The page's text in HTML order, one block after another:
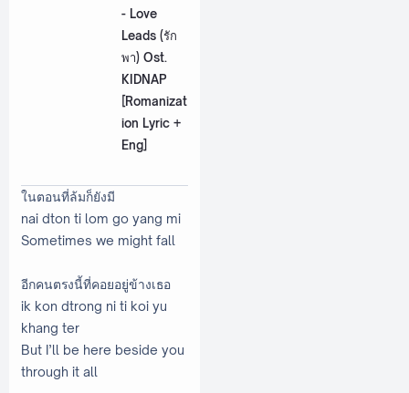
- Love
Leads (รัก
พา) Ost.
KIDNAP
[Romanizat
ion Lyric +
Eng]
ในตอนที่ล้มก็ยังมี
nai dton ti lom go yang mi
Sometimes we might fall
อีกคนตรงนี้ที่คอยอยู่ข้างเธอ
ik kon dtrong ni ti koi yu
khang ter
But I’ll be here beside you
through it all